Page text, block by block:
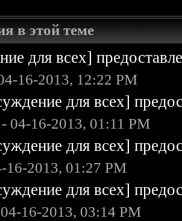
в этой теме
для всех]
16-2013, 12:22 PM
для всех]
- 04-16-2013, 01:11 PM
для всех]
16-2013, 01:27 PM
для всех]
16-2013, 03:14 PM